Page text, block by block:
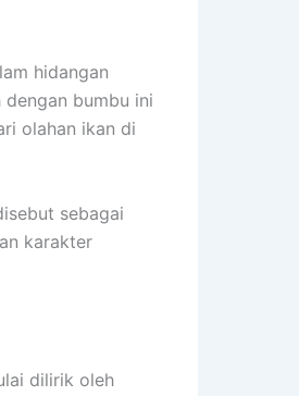
hidangan
bumbu ini
olahan ikan di
sebagai
karakter
dilirik oleh